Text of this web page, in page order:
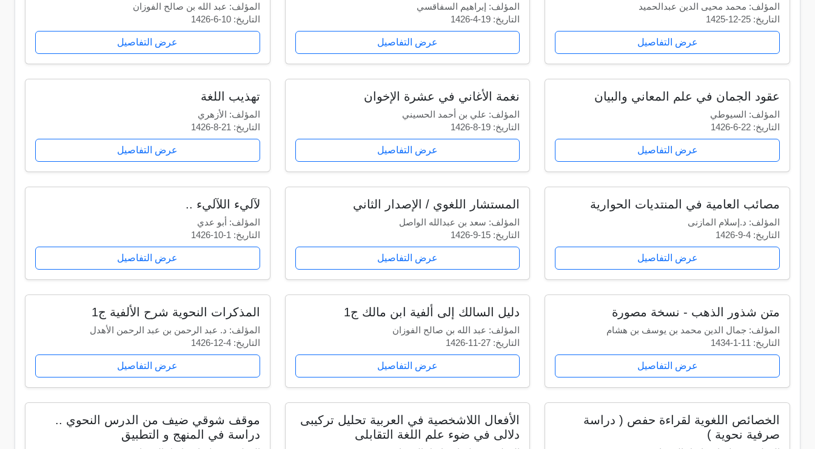
المؤلف: محمد محيى الدين عبدالحميد
التاريخ: 25-12-1425
عرض التفاصيل
المؤلف: إبراهيم السفاقسي
التاريخ: 19-4-1426
عرض التفاصيل
المؤلف: عبد الله بن صالح الفوزان
التاريخ: 10-6-1426
عرض التفاصيل
عقود الجمان في علم المعاني والبيان
المؤلف: السيوطي
التاريخ: 22-6-1426
عرض التفاصيل
نغمة الأغاني في عشرة الإخوان
المؤلف: علي بن أحمد الحسيني
التاريخ: 19-8-1426
عرض التفاصيل
تهذيب اللغة
المؤلف: الأزهري
التاريخ: 21-8-1426
عرض التفاصيل
مصائب العامية في المنتديات الحوارية
المؤلف: د.إسلام المازنى
التاريخ: 4-9-1426
عرض التفاصيل
المستشار اللغوي / الإصدار الثاني
المؤلف: سعد بن عبدالله الواصل
التاريخ: 15-9-1426
عرض التفاصيل
لآليء اللآليء ..
المؤلف: أبو عدي
التاريخ: 1-10-1426
عرض التفاصيل
متن شذور الذهب - نسخة مصورة
المؤلف: جمال الدين محمد بن يوسف بن هشام
التاريخ: 11-1-1434
عرض التفاصيل
دليل السالك إلى ألفية ابن مالك ج1
المؤلف: عبد الله بن صالح الفوزان
التاريخ: 27-11-1426
عرض التفاصيل
المذكرات النحوية شرح الألفية ج1
المؤلف: د. عبد الرحمن بن عبد الرحمن الأهدل
التاريخ: 4-12-1426
عرض التفاصيل
الخصائص اللغوية لقراءة حفص ( دراسة
صرفية نحوية )
الأفعال اللاشخصية في العربية تحليل تركيبى
دلالى في ضوء علم اللغة التقابلى
موقف شوقي ضيف من الدرس النحوي ..
دراسة في المنهج و التطبيق